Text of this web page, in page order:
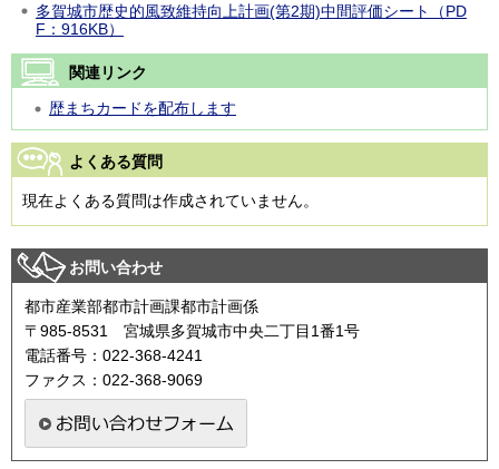
多賀城市歴史的風致維持向上計画(第2期)中間評価シート（PD
F：916KB）
関連リンク
歴まちカードを配布します
よくある質問
現在よくある質問は作成されていません。
お問い合わせ
都市産業部都市計画課都市計画係
〒985-8531 宮城県多賀城市中央二丁目1番1号
電話番号：022-368-4241
ファクス：022-368-9069